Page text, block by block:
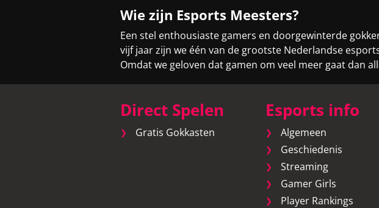
Wie zijn Esports Meesters?
Een stel enthousiaste gamers en doorgewinterde
vijf jaar zijn we één van de grootste Nederlandse
Omdat we geloven dat gamen om veel meer gaat dan
Direct Spelen
Gratis Gokkasten
Esports info
Algemeen
Geschiedenis
Streaming
Gamer Girls
Player Rankings